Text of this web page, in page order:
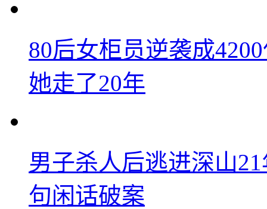
80后女柜员逆袭成
她走了20年
男子杀人后逃进深山
句闲话破案